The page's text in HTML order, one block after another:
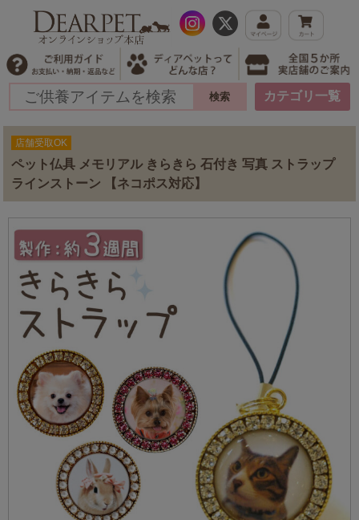
カテゴリ一覧
店舗受取OK
ペット仏具 メモリアル きらきら 石付き 写真 ストラップ
ラインストーン 【ネコポス対応】